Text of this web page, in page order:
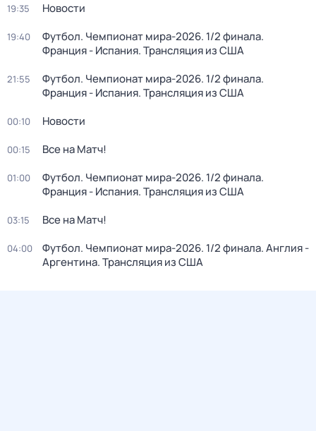
19:35 Новости
19:40
Футбол. Чемпионат мира-2026. 1/2 финала.
Франция - Испания. Трансляция из США
21:55
Футбол. Чемпионат мира-2026. 1/2 финала.
Франция - Испания. Трансляция из США
00:10 Новости
00:15 Все на Матч!
01:00
Футбол. Чемпионат мира-2026. 1/2 финала.
Франция - Испания. Трансляция из США
03:15 Все на Матч!
04:00
Футбол. Чемпионат мира-2026. 1/2 финала. Англия -
Аргентина. Трансляция из США